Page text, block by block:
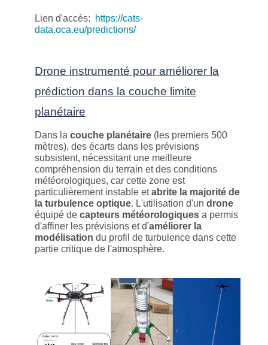
Lien d'accès:
https://cats-
data.oca.eu/predictions/
Drone instrumenté pour améliorer la
prédiction dans la couche limite
planétaire
Dans la couche planétaire (les premiers 500
mètres), des écarts dans les prévisions
subsistent, nécessitant une meilleure
compréhension du terrain et des conditions
météorologiques, car cette zone est
particulièrement instable etabrite la majorité de
la turbulence optique. L'utilisation d'un drone
équipé de capteurs météorologiques a permis
d'affiner les prévisions et d'améliorer la
modélisation du profil de turbulence dans cette
partie critique de l'atmosphère.